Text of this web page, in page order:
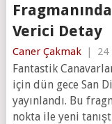
Verici Detay
Caner Çakmak | 24
Fantastik
için dün gece San
yayınlandı. Bu
nokta ile yeni